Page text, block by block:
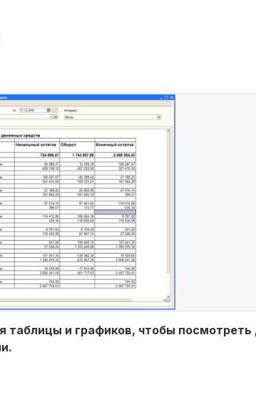
таблицы и графиков, чтобы